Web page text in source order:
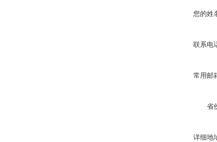
您的姓
联系电
常用邮
省
详细地